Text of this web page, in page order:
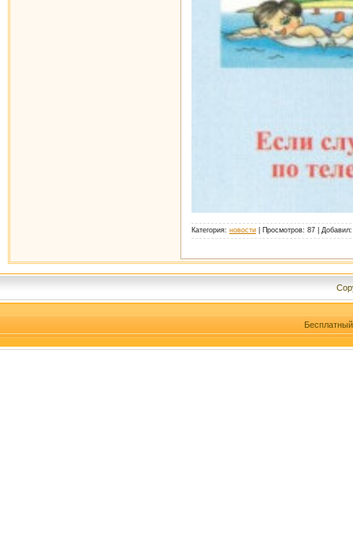
Категория: новости Просмотров: 87 Добавил: